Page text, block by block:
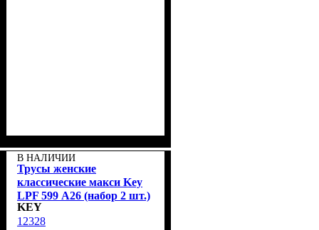
В НАЛИЧИИ
Трусы женские
классические макси Key
LPF 599 А26 (набор 2 шт.)
KEY
12328